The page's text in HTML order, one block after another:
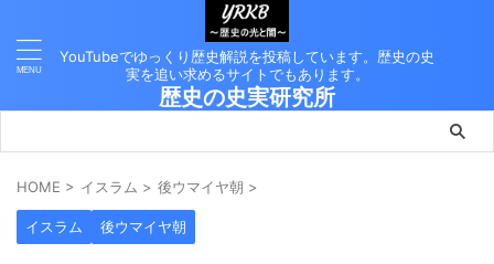
YouTubeでゆっくり歴史解説を投稿しています。歴史の史
実を追い求めるサイトでもあります。
歴史の史実研究所
HOME > イスラム > 後ウマイヤ朝 >
イスラム 後ウマイヤ朝